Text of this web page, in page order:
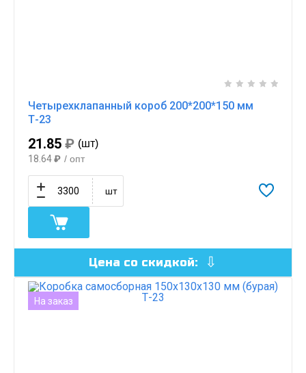
Четырехклапанный короб 200*200*150 мм
Т-23
21.85 ₽ (шт)
18.64₽ / опт
шт
Цена со скидкой:
На заказ